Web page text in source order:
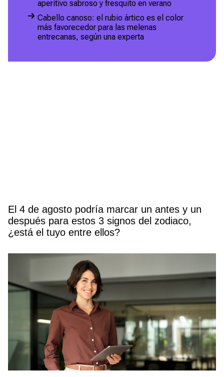
aperitivo sabroso y fresquito en verano
Cabello canoso: el rubio ártico es el color
más favorecedor para las melenas
entrecanas, según una experta
El 4 de agosto podría marcar un antes y un
después para estos 3 signos del zodiaco,
¿está el tuyo entre ellos?